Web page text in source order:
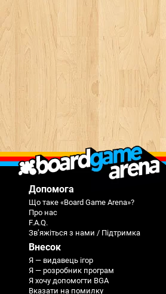
Допомога
Що таке «Board Game Arena»?
Про нас
F.A.Q.
Зв’яжіться з нами / Підтримка
Внесок
Я — видавець ігор
Я — розробник програм
Я хочу допомогти BGA
Вказати на помилку